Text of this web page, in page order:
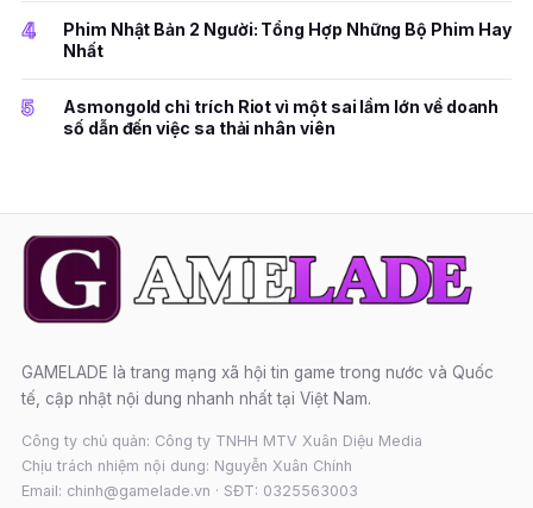
4
Phim Nhật Bản 2 Người: Tổng Hợp Những Bộ Phim Hay
Nhất
5
Asmongold chỉ trích Riot vì một sai lầm lớn về doanh
số dẫn đến việc sa thải nhân viên
GAMELADE là trang mạng xã hội tin game trong nước và Quốc
tế, cập nhật nội dung nhanh nhất tại Việt Nam.
Công ty chủ quản: Công ty TNHH MTV Xuân Diệu Media
Chịu trách nhiệm nội dung: Nguyễn Xuân Chính
Email: chinh@gamelade.vn · SĐT: 0325563003